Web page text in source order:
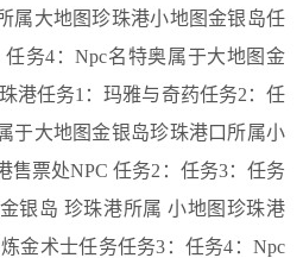
属大地图珍珠港小地图金银岛任
务4：Npc名特奥属于大地图金
港任务1：玛雅与奇药任务2：任
于大地图金银岛珍珠港口所属小
售票处NPC 任务2：任务3：任务
银岛 珍珠港所属 小地图珍珠港
金术士任务任务3：任务4：Npc